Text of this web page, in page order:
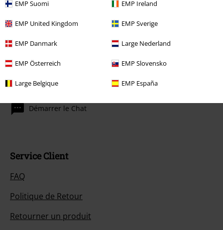
EMP Suomi EMP Ireland
EMP United Kingdom EMP Sverige
EMP Danmark Large Nederland
EMP Österreich EMP Slovensko
Large Belgique EMP España
dont le prix inclut un don.
Notre Service-clients est à votre écoute
Démarrer le Chat
Service Client
FAQ
Politique de Retour
Retourner un produit